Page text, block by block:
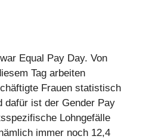
Equal Pay Day. Von
Tag arbeiten
Frauen statistisch
dafür ist der Gender Pay
Lohngefälle
immer noch 12,4